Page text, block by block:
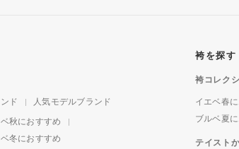
ド
人気モデルブランド
秋におすすめ
冬におすすめ
袴を探す
袴コレク
イエベ春
ブルベ夏
テイスト